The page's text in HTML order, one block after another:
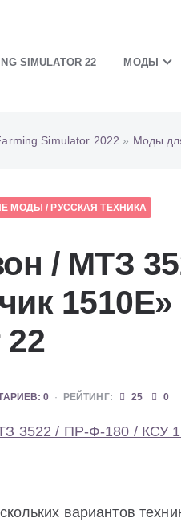
SIMULATOR 22 МОДЫ
Simulator 2022 » Моды
МОДЫ / РУССКАЯ ТЕХНИКА
/ МТЗ
0 РЕЙТИНГ: 25 0
вариантов